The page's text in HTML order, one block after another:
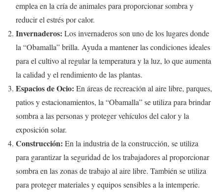
emplea en la cría de animales para proporcionar sombra y
reducir el estrés por calor.
Invernaderos: Los invernaderos son uno de los lugares donde
la “Obamalla” brilla. Ayuda a mantener las condiciones ideales
para el cultivo al regular la temperatura y la luz, lo que aumenta
la calidad y el rendimiento de las plantas.
Espacios de Ocio: En áreas de recreación al aire libre, parques,
patios y estacionamientos, la “Obamalla” se utiliza para brindar
sombra a las personas y proteger vehículos del calor y la
exposición solar.
Construcción: En la industria de la construcción, se utiliza
para garantizar la seguridad de los trabajadores al proporcionar
sombra en las zonas de trabajo al aire libre. También se utiliza
para proteger materiales y equipos sensibles a la intemperie.